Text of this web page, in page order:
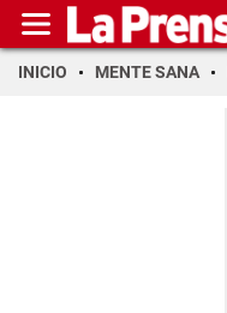
INICIO MENTE SANA